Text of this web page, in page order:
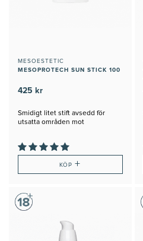
MESOESTETIC
MESOPROTECH SUN STICK 100
425 kr
Smidigt litet stift avsedd för
utsatta områden mot
KÖP+